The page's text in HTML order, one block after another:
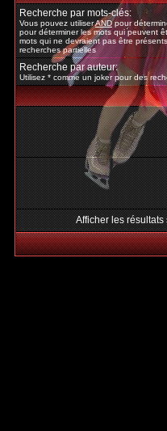
Recherche par mots-clés:
Vous pouvez utiliserANDpour
pour déterminer les mots qui peuvent
mots qui ne devraient pas être
recherches partielles
Recherche par auteur:
Utilisez * comme un joker pour des
Afficher les